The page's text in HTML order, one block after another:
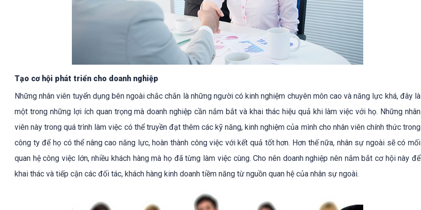
Tạo cơ hội phát triển cho doanh nghiệp
Những nhân viên tuyển dụng bên ngoài chắc chắn là những người có kinh nghiệm chuyên môn cao và năng lực khá, đây là
một trong những lợi ích quan trọng mà doanh nghiệp cần nắm bắt và khai thác hiệu quả khi làm việc với họ. Những nhân
viên này trong quá trình làm việc có thể truyền đạt thêm các kỹ năng, kinh nghiệm của mình cho nhân viên chính thức trong
công ty để họ có thể nâng cao năng lực, hoàn thành công việc với kết quả tốt hơn. Hơn thế nữa, nhân sự ngoài sẽ có mối
quan hệ công việc lớn, nhiều khách hàng mà họ đã từng làm việc cùng. Cho nên doanh nghiệp nên nắm bắt cơ hội này để
khai thác và tiếp cận các đối tác, khách hàng kinh doanh tiềm năng từ nguồn quan hệ của nhân sự ngoài.